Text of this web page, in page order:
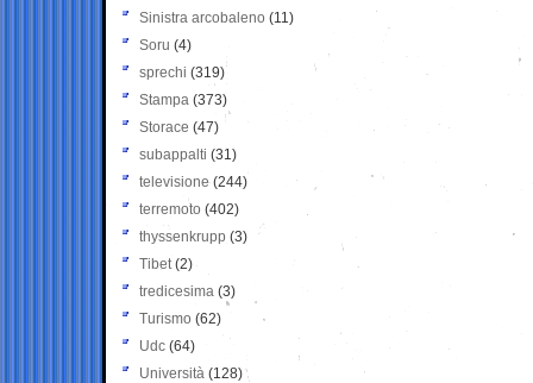
Sinistra arcobaleno (11)
Soru (4)
sprechi (319)
Stampa (373)
Storace (47)
subappalti (31)
televisione(244)
terremoto (402)
thyssenkrupp (3)
Tibet(2)
tredicesima (3)
Turismo (62)
Udc (64)
Università (128)